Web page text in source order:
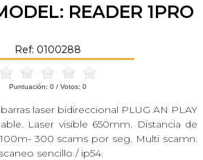
READER 1PRO
Ref: 0100288
Puntuación: 0 / Votos: 0
laser bidireccional PLUG AN PLAY
Laser visible 650mm. Distancia de
300 scams por seg. Multi scamn.
sencillo / ip54.